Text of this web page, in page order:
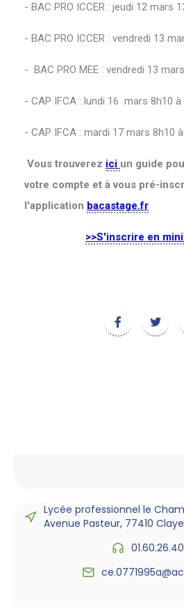
- BAC PRO ICCER : jeudi 12 mars
- BAC PRO ICCER : vendredi 13
- BAC PRO MEE : vendredi 13
- CAP IFCA : lundi 16 mars 8h10 à
- CAP IFCA : mardi 17 mars 8h10
Vous trouverez ici un guide
votre compte et à vous pré-
l'application bacastage.fr
>>S'inscrire en
Lycée professionnel le
Avenue Pasteur, 77410